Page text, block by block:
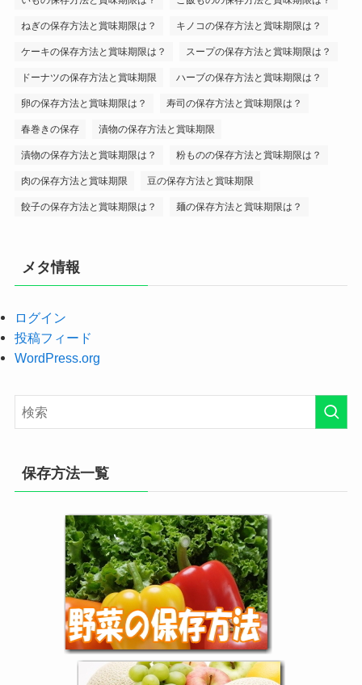
ねぎの保存方法と賞味期限は？ キノコの保存方法と賞味期限は？
ケーキの保存方法と賞味期限は？ スープの保存方法と賞味期限は？
ドーナツの保存方法と賞味期限 ハーブの保存方法と賞味期限は？
卵の保存方法と賞味期限は？ 寿司の保存方法と賞味期限は？
春巻きの保存 漬物の保存方法と賞味期限
漬物の保存方法と賞味期限は？ 粉ものの保存方法と賞味期限は？
肉の保存方法と賞味期限 豆の保存方法と賞味期限
餃子の保存方法と賞味期限は？ 麺の保存方法と賞味期限は？
メタ情報
ログイン
投稿フィード
WordPress.org
保存方法一覧